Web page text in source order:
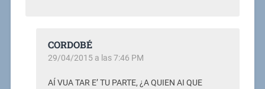
CORDOBÉ
29/04/2015 a las 7:46 PM
AÍ VUA TAR E’ TU PARTE, ¿A QUIEN AI QUE